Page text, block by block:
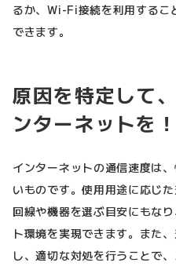
るか、Wi-Fi接続を利用するこ
できます。
原因を特定して
ンターネットを！
インターネットの通信速度は
いものです。使用用途に応じ
回線や機器を選ぶ目安にもな
ト環境を実現できます。また
し、適切な対処を行うことで